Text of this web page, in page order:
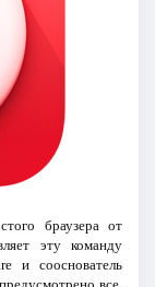
браузера от
эту команду
и сооснователь